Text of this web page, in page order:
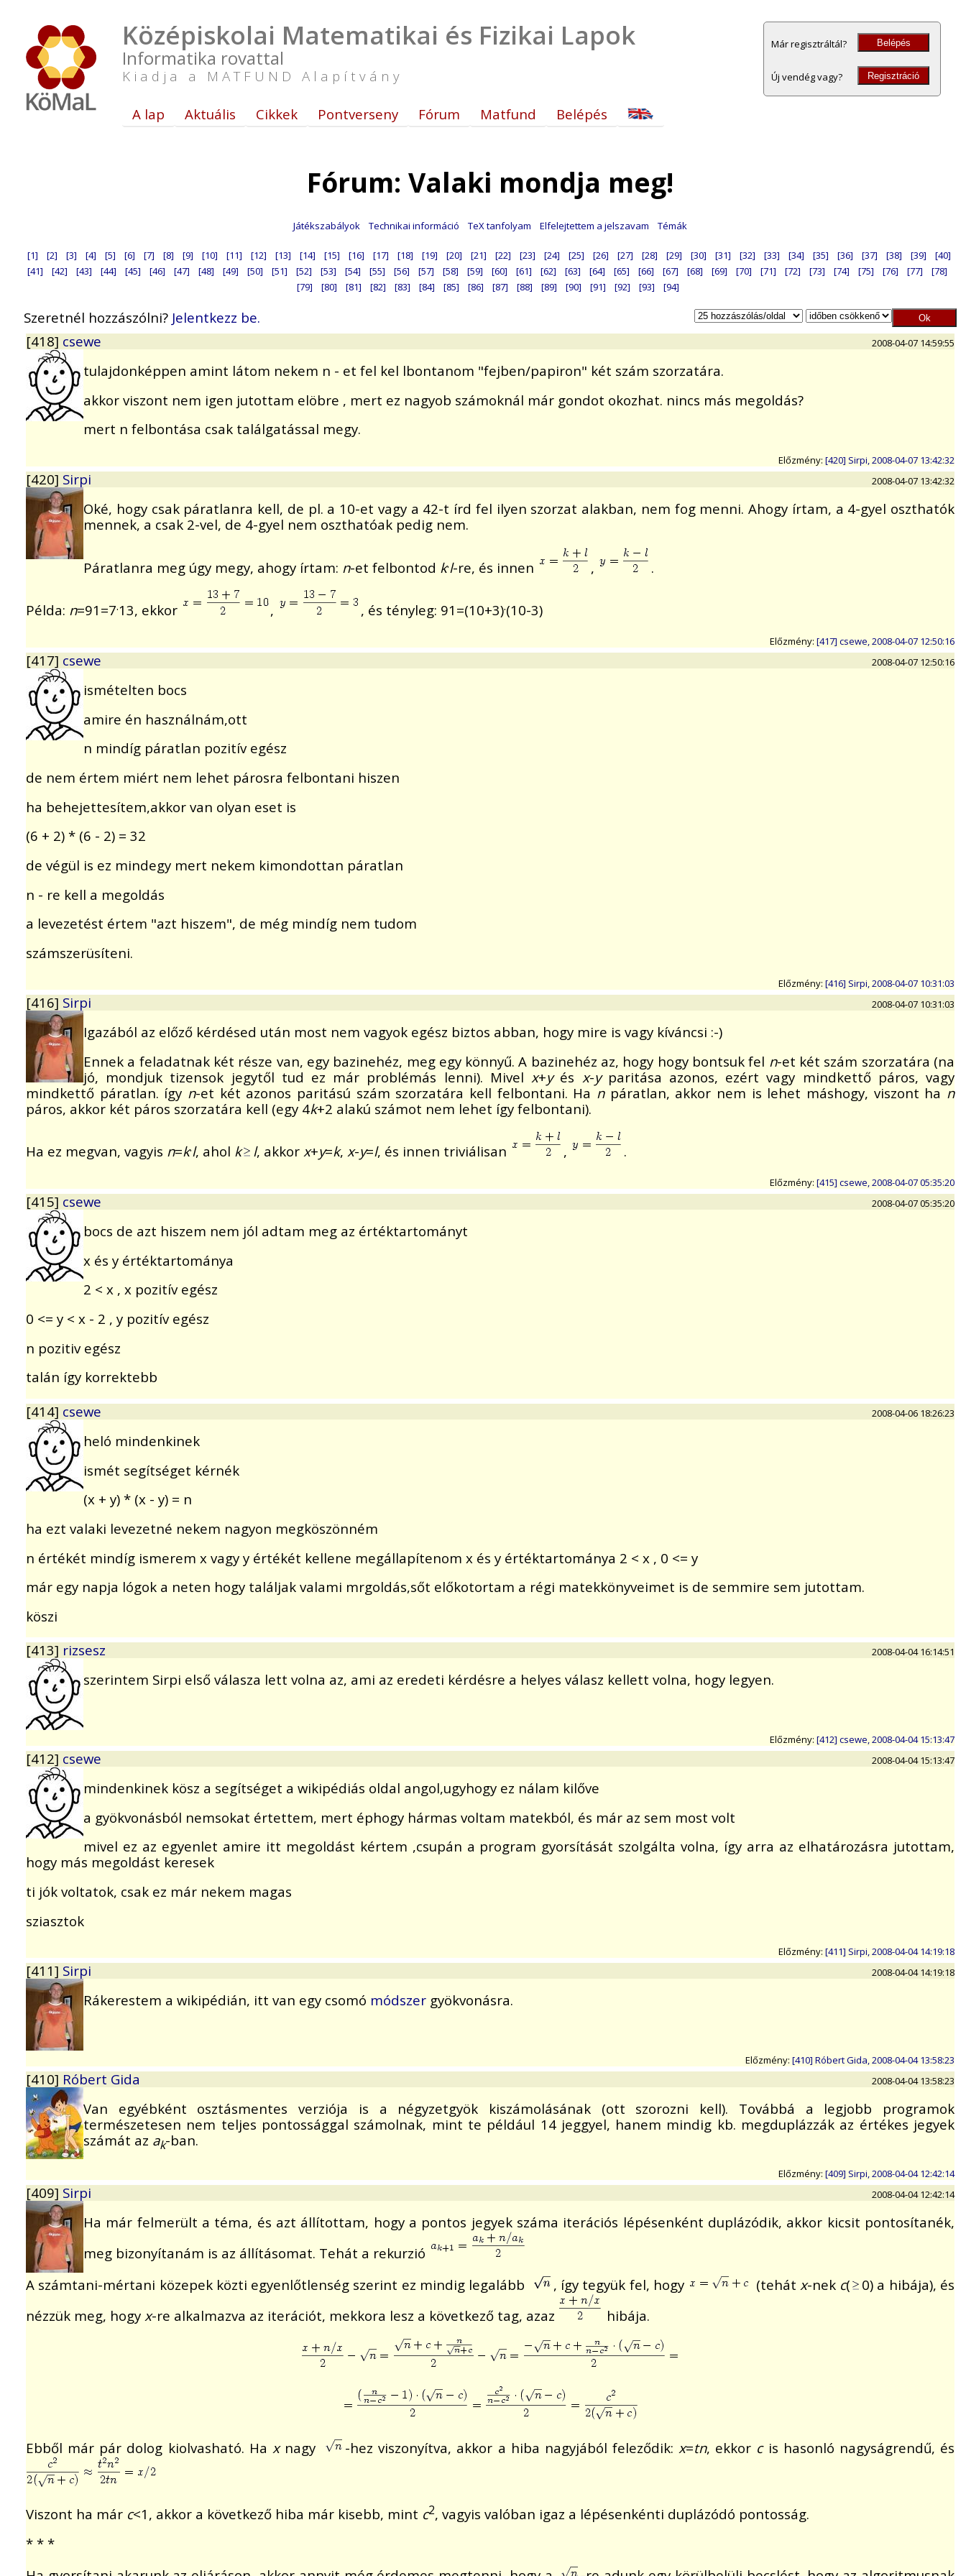
Középiskolai Matematikai és Fizikai Lapok
Informatika rovattal
Kiadja a MATFUND Alapítvány
Már regisztráltál? Belépés
Új vendég vagy? Regisztráció
A lap Aktuális Cikkek Pontverseny Fórum Matfund Belépés
Fórum: Valaki mondja meg!
Játékszabályok Technikai információ TeX tanfolyam Elfelejtettem a jelszavam Témák
[1] [2] [3] [4] [5] [6] [7] [8] [9] [10] [11] [12] [13] [14] [15] [16] [17] [18] [19] [20] [21] [22] [23] [24] [25] [26] [27] [28] [29] [30] [31] [32] [33] [34] [35] [36] [37] [38] [39]
[40]
[41]
[42] [43] [44] [45] [46] [47] [48] [49] [50] [51] [52] [53] [54] [55] [56] [57] [58] [59] [60] [61] [62] [63] [64] [65] [66] [67] [68] [69] [70] [71] [72] [73] [74] [75] [76] [77]
[78]
[79]
[80] [81] [82] [83] [84] [85] [86] [87] [88] [89] [90] [91] [92] [93] [94]
Szeretnél hozzászólni? Jelentkezz be.
[418] csewe 2008-04-07 14:59:55
tulajdonképpen amint látom nekem n - et fel kel lbontanom "fejben/papiron" két szám szorzatára.
akkor viszont nem igen jutottam elöbre , mert ez nagyob számoknál már gondot okozhat. nincs más megoldás?
mert n felbontása csak találgatással megy.
Előzmény: [420] Sirpi, 2008-04-07 13:42:32
[420] Sirpi 2008-04-07 13:42:32
Oké, hogy csak páratlanra kell, de pl. a 10-et vagy a 42-t írd fel ilyen szorzat alakban, nem fog menni. Ahogy írtam, a 4-gyel oszthatók
mennek, a csak 2-vel, de 4-gyel nem oszthatóak pedig nem.
Páratlanra meg úgy megy, ahogy írtam: n-et felbontod k.l-re, és innen , .
Példa: n=91=7.13, ekkor , , és tényleg: 91=(10+3).(10-3)
Előzmény: [417] csewe, 2008-04-07 12:50:16
[417] csewe 2008-04-07 12:50:16
ismételten bocs
amire én használnám,ott
n mindíg páratlan pozitív egész
de nem értem miért nem lehet párosra felbontani hiszen
ha behejettesítem,akkor van olyan eset is
(6 + 2) * (6 - 2) = 32
de végül is ez mindegy mert nekem kimondottan páratlan
n - re kell a megoldás
a levezetést értem "azt hiszem", de még mindíg nem tudom
számszerüsíteni.
Előzmény: [416] Sirpi, 2008-04-07 10:31:03
[416] Sirpi 2008-04-07 10:31:03
Igazából az előző kérdésed után most nem vagyok egész biztos abban, hogy mire is vagy kíváncsi :-)
Ennek a feladatnak két része van, egy bazinehéz, meg egy könnyű. A bazinehéz az, hogy hogy bontsuk fel n-et két szám szorzatára (na
jó, mondjuk tizensok jegytől tud ez már problémás lenni). Mivel x+yés x-yparitása azonos, ezért vagy mindkettő páros, vagy
mindkettő páratlan. így n-et két azonos paritású szám szorzatára kell felbontani. Ha npáratlan, akkor nem is lehet máshogy, viszont ha n
páros, akkor két páros szorzatára kell (egy 4k+2 alakú számot nem lehet így felbontani).
Ha ez megvan, vagyis n=k.l, ahol k l, akkor x+y=k, x-y=l, és innen triviálisan , .
Előzmény: [415] csewe, 2008-04-07 05:35:20
[415] csewe 2008-04-07 05:35:20
bocs de azt hiszem nem jól adtam meg az értéktartományt
x és y értéktartománya
2 < x , x pozitív egész
0 <= y < x - 2 , y pozitív egész
n pozitiv egész
talán így korrektebb
[414] csewe 2008-04-06 18:26:23
heló mindenkinek
ismét segítséget kérnék
(x + y) * (x - y) = n
ha ezt valaki levezetné nekem nagyon megköszönném
n értékét mindíg ismerem x vagy y értékét kellene megállapítenom x és y értéktartománya 2 < x , 0 <= y
már egy napja lógok a neten hogy találjak valami mrgoldás,sőt előkotortam a régi matekkönyveimet is de semmire sem jutottam.
köszi
[413] rizsesz 2008-04-04 16:14:51
szerintem Sirpi első válasza lett volna az, ami az eredeti kérdésre a helyes válasz kellett volna, hogy legyen.
Előzmény: [412] csewe, 2008-04-04 15:13:47
[412] csewe 2008-04-04 15:13:47
mindenkinek kösz a segítséget a wikipédiás oldal angol,ugyhogy ez nálam kilőve
a gyökvonásból nemsokat értettem, mert éphogy hármas voltam matekból, és már az sem most volt
mivel ez az egyenlet amire itt megoldást kértem ,csupán a program gyorsítását szolgálta volna, így arra az elhatározásra jutottam,
hogy más megoldást keresek
ti jók voltatok, csak ez már nekem magas
sziasztok
Előzmény: [411] Sirpi, 2008-04-04 14:19:18
[411] Sirpi 2008-04-04 14:19:18
Rákerestem a wikipédián, itt van egy csomó módszer gyökvonásra.
Előzmény: [410] Róbert Gida, 2008-04-04 13:58:23
[410] Róbert Gida 2008-04-04 13:58:23
Van egyébként osztásmentes verziója is a négyzetgyök kiszámolásának (ott szorozni kell). Továbbá a legjobb programok
természetesen nem teljes pontossággal számolnak, mint te például 14 jeggyel, hanem mindig kb. megduplázzák az értékes jegyek
számát az ak-ban.
Előzmény: [409] Sirpi, 2008-04-04 12:42:14
[409] Sirpi 2008-04-04 12:42:14
Ha már felmerült a téma, és azt állítottam, hogy a pontos jegyek száma iterációs lépésenként duplázódik, akkor kicsit pontosítanék,
meg bizonyítanám is az állításomat. Tehát a rekurzió
A számtani-mértani közepek közti egyenlőtlenség szerint ez mindig legalább
, így tegyük fel, hogy (tehát x-nek c(
0) a hibája), és
nézzük meg, hogy x-re alkalmazva az iterációt, mekkora lesz a következő tag, azaz hibája.
Ebből már pár dolog kiolvasható. Ha xnagy -hez viszonyítva, akkor a hiba nagyjából feleződik: x=tn, ekkor cis hasonló nagyságrendű, és
Viszont ha már c<1, akkor a következő hiba már kisebb, mint c2, vagyis valóban igaz a lépésenkénti duplázódó pontosság.
* * *